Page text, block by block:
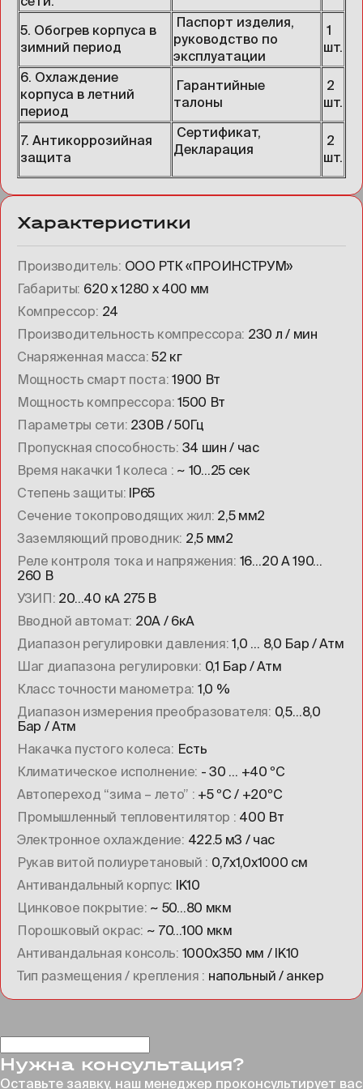
5. Обогрев корпуса в
зимний период
Паспорт изделия,
руководство по
эксплуатации
1
шт.
6. Охлаждение
корпуса в летний
период
Гарантийные
талоны
2
шт.
7. Антикоррозийная
защита
Сертификат,
Декларация
2
шт.
Характеристики
Производитель ООО РТК «ПРОИНСТРУМ»
Габариты 620 х 1280 х 400 мм
Компрессор 24
Производительность компрессора 230 л / мин
Снаряженная масса 52 кг
Мощность смарт поста 1900 Вт
Мощность компрессора 1500 Вт
Параметры сети 230В / 50Гц
Пропускная способность 34 шин / час
Время накачки 1 колеса
~ 10…25 сек
Степень защиты IP65
Сечение токопроводящих жил 2,5 мм2
Заземляющий проводник 2,5 мм2
Реле контроля тока и напряжения 16…20 А 190…
260 В
УЗИП 20…40 кА 275 В
Вводной автомат 20А / 6кА
Диапазон регулировки давления 1,0 … 8,0 Бар / Атм
Шаг диапазона регулировки 0,1 Бар / Атм
Класс точности манометра 1,0 %
Диапазон измерения преобразователя 0,5…8,0
Бар / Атм
Накачка пустого колеса
Есть
Климатическое исполнение - 30 … +40 ºC
Автопереход “зима – лето”
+5 ºC / +20ºC
Промышленный тепловентилятор
400 Вт
Электронное охлаждение 422.5 м3 / час
Рукав витой полиуретановый
0,7х1,0х1000 см
Антивандальный корпус IK10
Цинковое покрытие ~ 50…80 мкм
Порошковый окрас ~ 70…100 мкм
Антивандальная консоль 1000х350 мм / IK10
Тип размещения / крепления
напольный / анкер
Нужна консультация?
Оставьте заявку, наш менеджер проконсультирует вас